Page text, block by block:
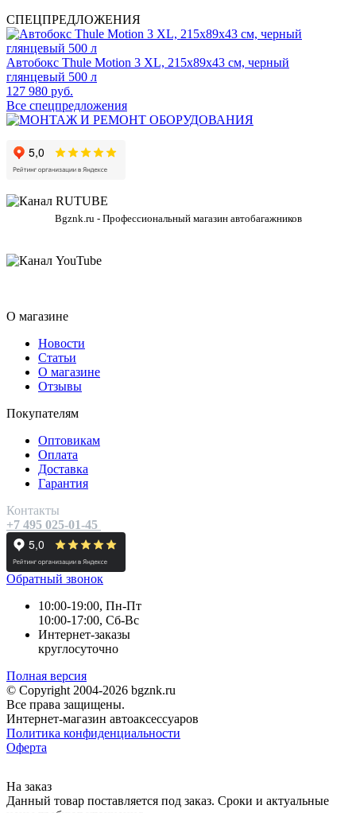
СПЕЦПРЕДЛОЖЕНИЯ
Автобокс Thule Motion 3 XL, 215x89x43 см, черный
глянцевый 500 л
127 980 руб.
Все спецпредложения
Bgznk.ru - Профессиональный магазин автобагажников
О магазине
Новости
Статьи
О магазине
Отзывы
Покупателям
Оптовикам
Оплата
Доставка
Гарантия
Контакты
+7 495 025-01-45
Обратный звонок
10:00-19:00, Пн-Пт
10:00-17:00, Сб-Вс
Интернет-заказы
круглосуточно
Полная версия
© Copyright 2004-2026 bgznk.ru
Все права защищены.
Интернет-магазин автоаксессуаров
Политика конфиденциальности
Оферта
На заказ
Данный товар поставляется под заказ. Сроки и актуальные